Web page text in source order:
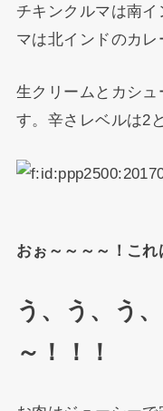
チキンクルマは南
マは北インドのカレ
生クリームとカシ
す。辛さレベルは2
おぉ～～～～！これ
う、う、う
～！！！